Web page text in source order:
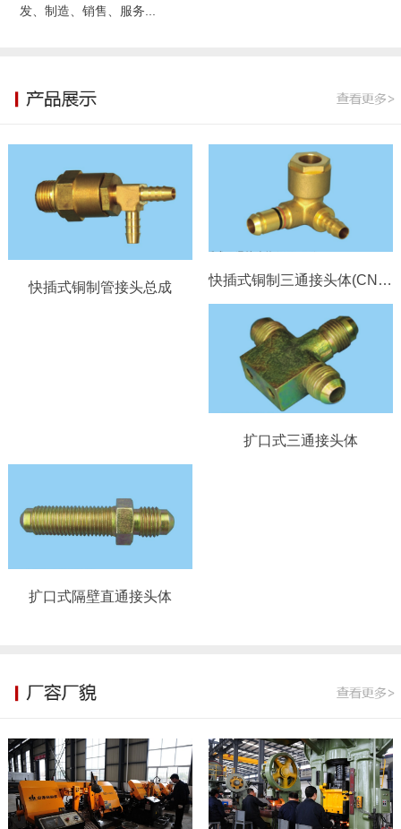
发、制造、销售、服务...
快插式铜制管接头总成 快插式铜制三通接头体(CN8-ϕ6）
扩口式三通接头体
扩口式隔壁直通接头体